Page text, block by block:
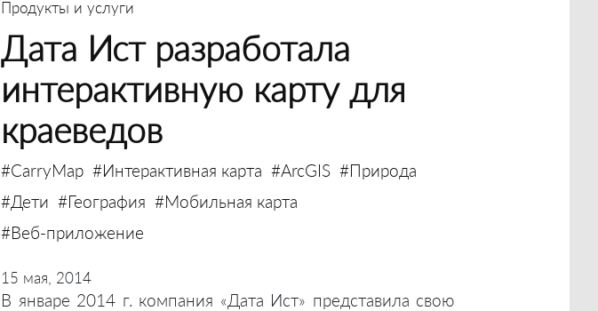
Продукты и услуги
Дата Ист разработала
интерактивную карту для
краеведов
#CarryMap #Интерактивная карта #ArcGIS #Природа
#Дети #География #Мобильная карта
#Веб-приложение
15 мая, 2014
В январе 2014 г. компания «Дата Ист» представила свою